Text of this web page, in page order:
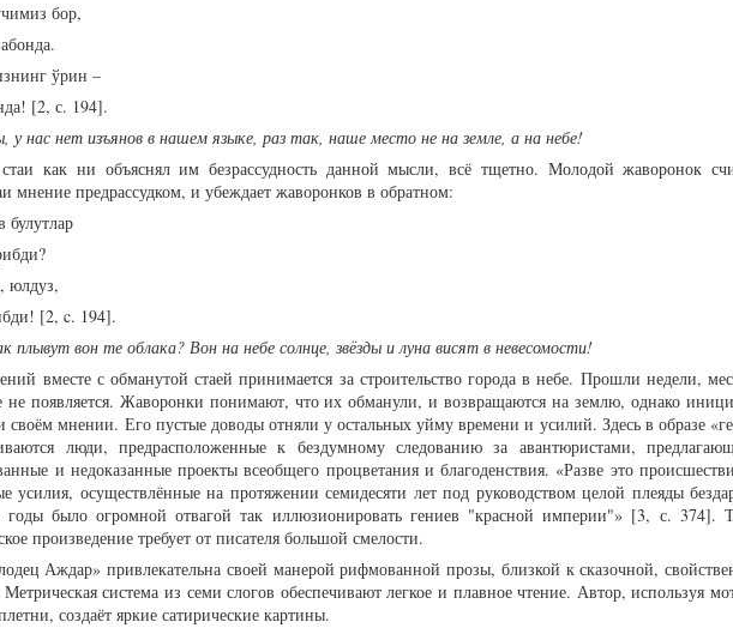
бор,
ўрин –
[2, с. 194].
нас нет изъянов в нашем языке, раз так, наше место не на земле, а на небе!
как ни объяснял им безрассудность данной мысли, всё тщетно. Молодой жаворонок
мнение предрассудком, и убеждает жаворонков в обратном:
булутлар
юлдуз,
[2, c. 194].
плывут вон те облака? Вон на небе солнце, звёзды и луна висят в невесомости!
вместе с обманутой стаей принимается за строительство города в небе. Прошли недели,
не появляется. Жаворонки понимают, что их обманули, и возвращаются на землю, однако
своём мнении. Его пустые доводы отняли у остальных уйму времени и усилий. Здесь в образе
люди, предрасположенные к бездумному следованию за авантюристами,
и недоказанные проекты всеобщего процветания и благоденствия. «Разве это
усилия, осуществлённые на протяжении семидесяти лет под руководством целой плеяды
было огромной отвагой так иллюзионировать гениев "красной империи"» [3, с. 374].
произведение требует от писателя большой смелости.
Аждар» привлекательна своей манерой рифмованной прозы, близкой к сказочной,
система из семи слогов обеспечивают легкое и плавное чтение. Автор, используя
создаёт яркие сатирические картины.